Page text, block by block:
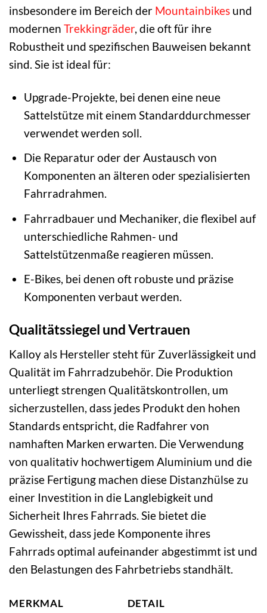
insbesondere im Bereich der Mountainbikes und
modernen Trekkingräder, die oft für ihre
Robustheit und spezifischen Bauweisen bekannt
sind. Sie ist ideal für:
Upgrade-Projekte, bei denen eine neue
Sattelstütze mit einem Standarddurchmesser
verwendet werden soll.
Die Reparatur oder der Austausch von
Komponenten an älteren oder spezialisierten
Fahrradrahmen.
Fahrradbauer und Mechaniker, die flexibel auf
unterschiedliche Rahmen- und
Sattelstützenmaße reagieren müssen.
E-Bikes, bei denen oft robuste und präzise
Komponenten verbaut werden.
Qualitätssiegel und Vertrauen
Kalloy als Hersteller steht für Zuverlässigkeit und
Qualität im Fahrradzubehör. Die Produktion
unterliegt strengen Qualitätskontrollen, um
sicherzustellen, dass jedes Produkt den hohen
Standards entspricht, die Radfahrer von
namhaften Marken erwarten. Die Verwendung
von qualitativ hochwertigem Aluminium und die
präzise Fertigung machen diese Distanzhülse zu
einer Investition in die Langlebigkeit und
Sicherheit Ihres Fahrrads. Sie bietet die
Gewissheit, dass jede Komponente ihres
Fahrrads optimal aufeinander abgestimmt ist und
den Belastungen des Fahrbetriebs standhält.
MERKMAL DETAIL